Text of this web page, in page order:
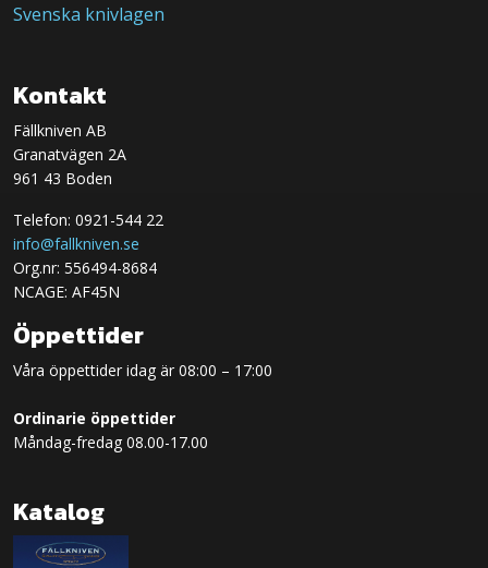
Svenska knivlagen
Kontakt
Fällkniven AB
Granatvägen 2A
961 43 Boden
Telefon: 0921-544 22
info@fallkniven.se
Org.nr: 556494-8684
NCAGE: AF45N
Öppettider
Våra öppettider idag är 08:00 – 17:00
Ordinarie öppettider
Måndag-fredag 08.00-17.00
Katalog